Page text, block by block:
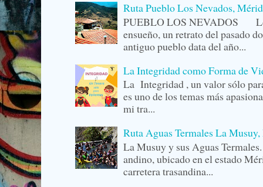
Ruta Pueblo Los Nevados,
PUEBLO LOS NEVADOS
ensueño, un retrato del pasado
antiguo pueblo data del año...
La Integridad como Forma de
La Integridad , un valor sólo
es uno de los temas más
mi tra...
Ruta Aguas Termales La
La Musuy y sus Aguas
andino, ubicado en el estado
carretera trasandina...